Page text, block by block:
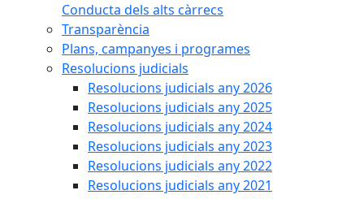
Conducta dels alts càrrecs
Transparència
Plans, campanyes i programes
Resolucions judicials
Resolucions judicials any 2026
Resolucions judicials any 2025
Resolucions judicials any 2024
Resolucions judicials any 2023
Resolucions judicials any 2022
Resolucions judicials any 2021